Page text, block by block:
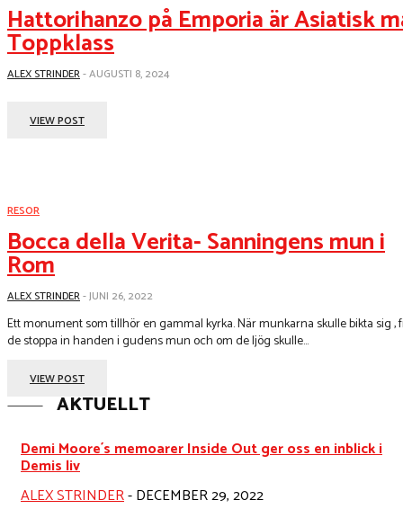
Hattorihanzo på Emporia är Asiatisk
Toppklass
ALEX STRINDER-AUGUSTI 8, 2024
VIEW POST
RESOR
Bocca della Verita- Sanningens mun i
Rom
ALEX STRINDER-JUNI 26, 2022
Ett monument som tillhör en gammal kyrka. När munkarna skulle bikta sig ,
de stoppa in handen i gudens mun och om de ljög skulle...
VIEW POST
AKTUELLT
Demi Moore´s memoarer Inside Out ger oss en inblick i
Demis liv
ALEX STRINDER-DECEMBER 29, 2022